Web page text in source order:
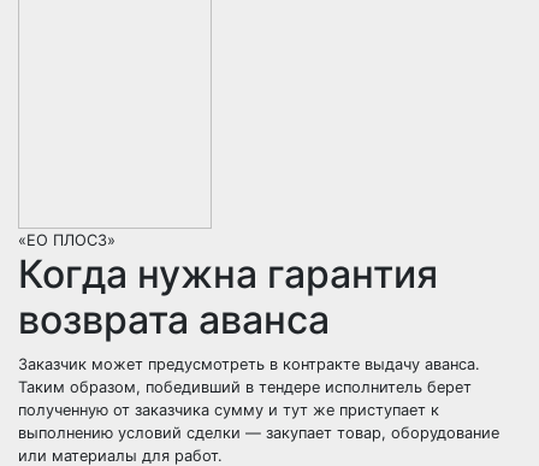
«ЕО ПЛОСЗ»
Когда нужна гарантия
возврата аванса
Заказчик может предусмотреть в контракте выдачу аванса.
Таким образом, победивший в тендере исполнитель берет
полученную от заказчика сумму и тут же приступает к
выполнению условий сделки — закупает товар, оборудование
или материалы для работ.